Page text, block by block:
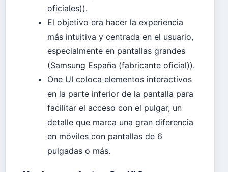
oficiales)).
El objetivo era hacer la experiencia
más intuitiva y centrada en el usuario,
especialmente en pantallas grandes
(Samsung España (fabricante oficial)).
One UI coloca elementos interactivos
en la parte inferior de la pantalla para
facilitar el acceso con el pulgar, un
detalle que marca una gran diferencia
en móviles con pantallas de 6
pulgadas o más.